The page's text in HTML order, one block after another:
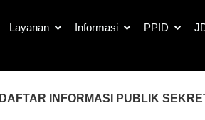
Layanan Informasi PPID
DAFTAR INFORMASI PUBLIK